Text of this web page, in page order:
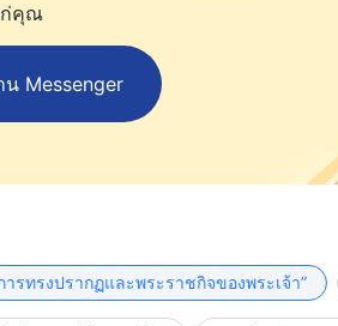
ก่คุณ
น Messenger
รทรงปรากฏและพระราชกิจของพระเจ้า”